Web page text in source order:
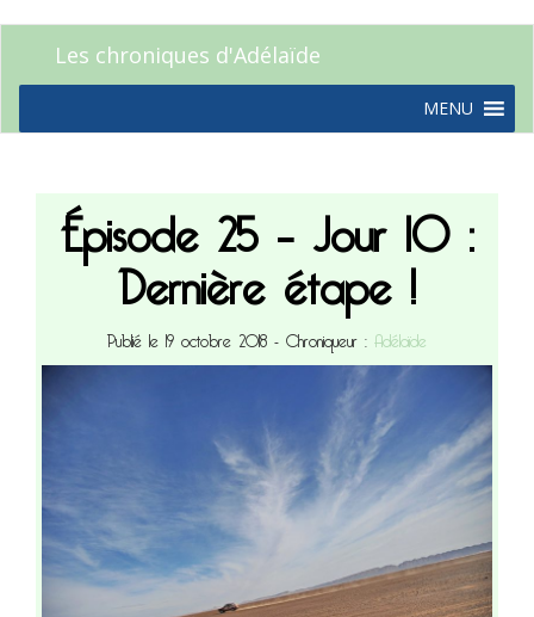
Les chroniques d'Adélaïde
MENU
Épisode 25 – Jour 10 :
Dernière étape !
Publié le 19 octobre 2018- Chroniqueur :Adélaïde